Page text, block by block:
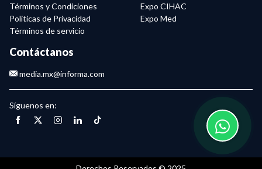
Términos y Condiciones
Politicas de Privacidad
Términos de servicio
Expo CIHAC
Expo Med
Contáctanos
media.mx@informa.com
Síguenos en: